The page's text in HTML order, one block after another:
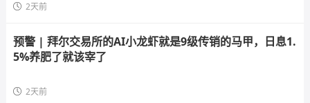
2天前
预警 | 拜尔交易所的AI小龙虾就是9级传销的马甲，日息1.
5%养肥了就该宰了
2天前